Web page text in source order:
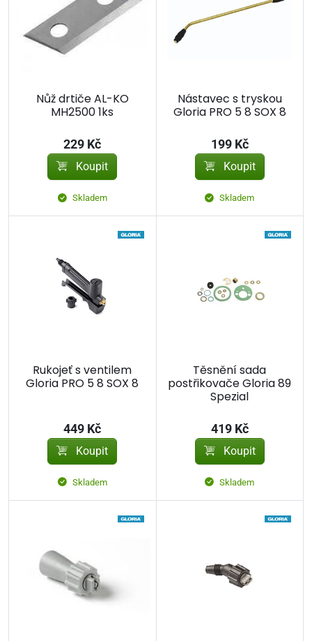
Nůž drtiče AL-KO
MH2500 1ks
229 Kč
Koupit
Skladem
Nástavec s tryskou
Gloria PRO 5 8 SOX 8
199 Kč
Koupit
Skladem
Rukojeť s ventilem
Gloria PRO 5 8 SOX 8
449 Kč
Koupit
Skladem
Těsnění sada
postřikovače Gloria 89
Spezial
419 Kč
Koupit
Skladem